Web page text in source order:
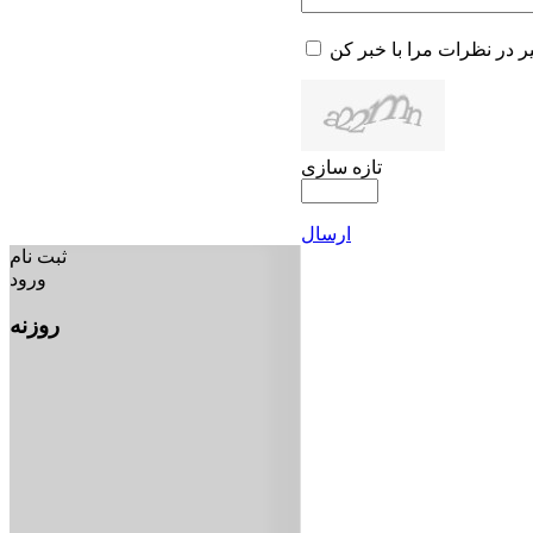
در نظرات مرا با خبر کن
تازه سازی
ارسال
ثبت نام
ورود
روزنه